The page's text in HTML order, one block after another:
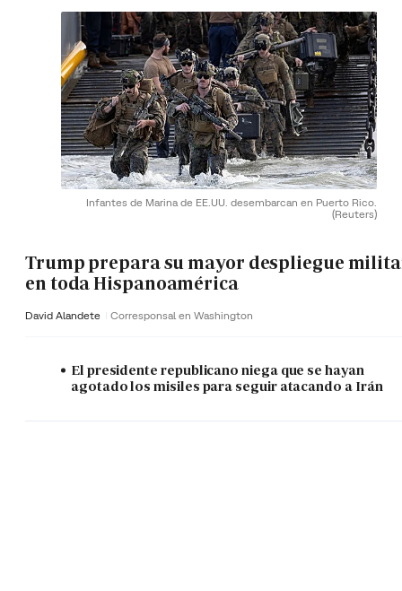
Infantes de Marina de EE.UU. desembarcan en Puerto Rico.
(Reuters)
Trump prepara su mayor despliegue
en toda Hispanoamérica
David Alandete Corresponsal en Washington
El presidente republicano niega que se hayan
agotado los misiles para seguir atacando a Irán